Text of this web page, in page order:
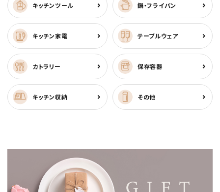
キッチンツール 鍋・フライパン
キッチン家電 テーブルウェア
カトラリー 保存容器
キッチン収納 その他